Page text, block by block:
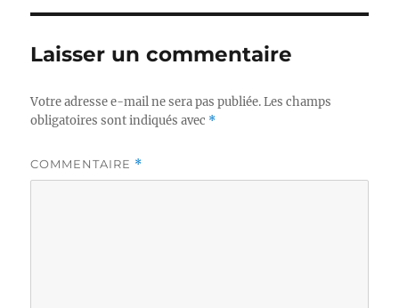
Laisser un commentaire
Votre adresse e-mail ne sera pas publiée. Les champs
obligatoires sont indiqués avec *
COMMENTAIRE *